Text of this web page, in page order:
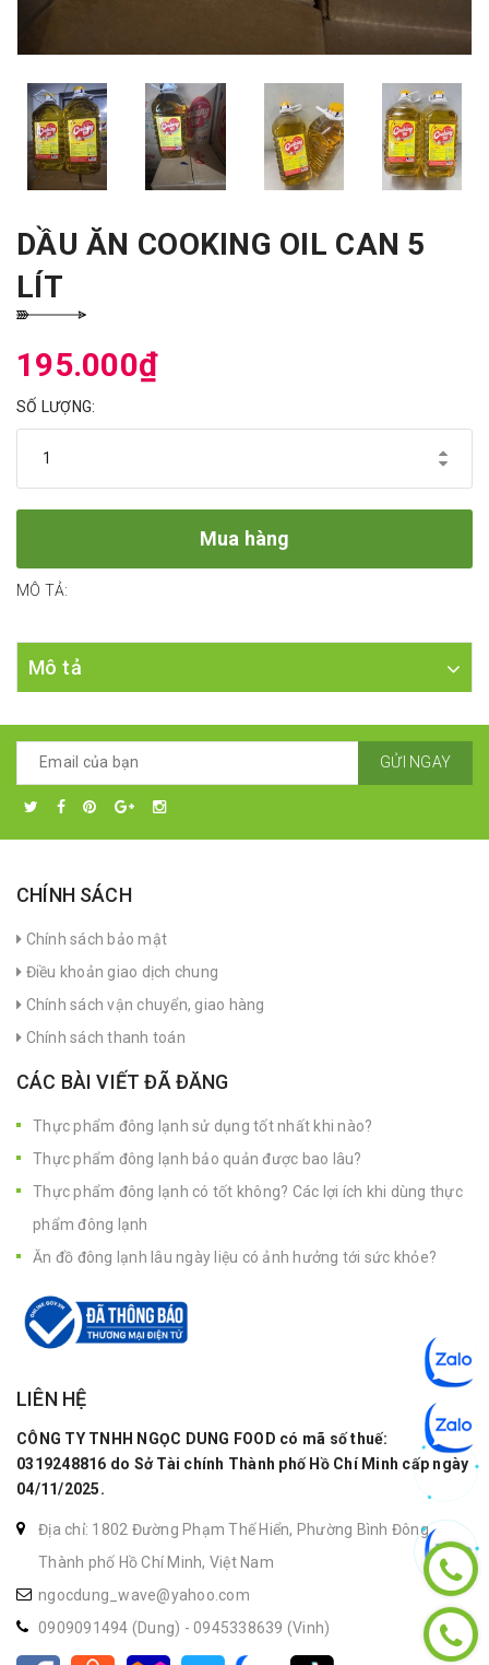
DẦU ĂN COOKING OIL CAN 5
LÍT
195.000₫
SỐ LƯỢNG:
Mua hàng
MÔ TẢ:
Mô tả
GỬI NGAY
CHÍNH SÁCH
Chính sách bảo mật
Điều khoản giao dịch chung
Chính sách vận chuyển, giao hàng
Chính sách thanh toán
CÁC BÀI VIẾT ĐÃ ĐĂNG
Thực phẩm đông lạnh sử dụng tốt nhất khi nào?
Thực phẩm đông lạnh bảo quản được bao lâu?
Thực phẩm đông lạnh có tốt không? Các lợi ích khi dùng thực
phẩm đông lạnh
Ăn đồ đông lạnh lâu ngày liệu có ảnh hưởng tới sức khỏe?
LIÊN HỆ
CÔNG TY TNHH NGỌC DUNG FOOD có mã số thuế:
0319248816 do Sở Tài chính Thành phố Hồ Chí Minh cấp ngày
04/11/2025.
Địa chỉ: 1802 Đường Phạm Thế Hiển, Phường Bình Đông,
Thành phố Hồ Chí Minh, Việt Nam
ngocdung_wave@yahoo.com
0909091494 (Dung) - 0945338639 (Vinh)